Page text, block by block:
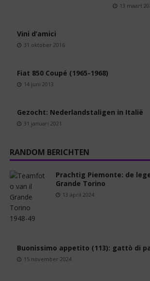
13 maart
Vini d’amici
31 oktober 2016
Fiat 850 Coupé (1965-1968)
14 juni 2013
Gezocht: Nederlandstaligen in Italië
31 januari 2021
RANDOM BERICHTEN
Prachtig Piemonte: de
Grande Torino
13 april 2024
Buonissimo appetito (113): gattò di
15 november 2024